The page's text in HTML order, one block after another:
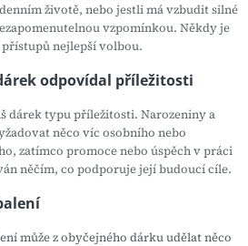
životě, nebo jestli má vzbudit silné
vzpomínkou. Někdy je
nejlepší volbou.
odpovídal příležitosti
dárek typu příležitosti. Narozeniny a
něco víc osobního nebo
zatímco promoce nebo úspěch v práci
něčím, co podporuje její budoucí cíle.
může z obyčejného dárku udělat něco